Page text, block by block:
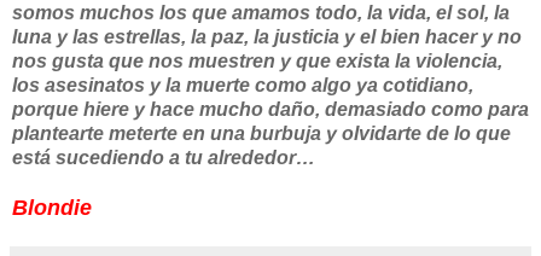
somos muchos los que amamos todo, la vida, el sol, la
luna y las estrellas, la paz, la justicia y el bien hacer y no
nos gusta que nos muestren y que exista la violencia,
los asesinatos y la muerte como algo ya cotidiano,
porque hiere y hace mucho daño, demasiado como para
plantearte meterte en una burbuja y olvidarte de lo que
está sucediendo a tu alrededor…
Blondie